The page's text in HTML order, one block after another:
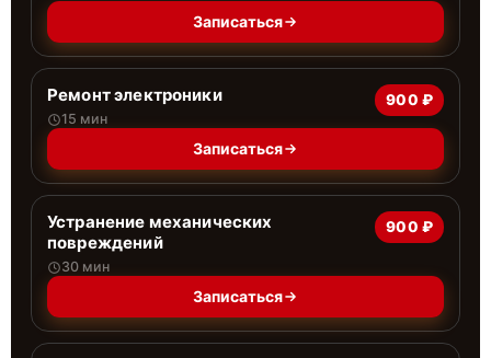
Записаться
Ремонт электроники
15 мин
900 ₽
Записаться
Устранение механических
повреждений
30 мин
900 ₽
Записаться